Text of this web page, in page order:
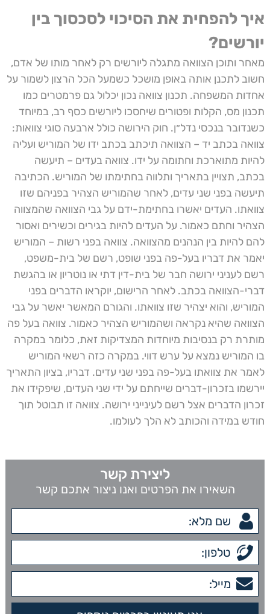
איך להפחית את הסיכוי לסכסוך בין
יורשים?
מאחר ותוכן הצוואה מתגלה ליורשים רק לאחר מותו של אדם,
חשוב לתכנן אותה באופן מושכל כשמעל הכל הרצון לשמור על
אחדות המשפחה. תכנון צוואה נכון יכלול גם פרמטרים כמו
תכנון מס, הקלות ופטורים שיחסכו ליורשים כסף רב, במיוחד
כשנדובר בנכסי נדל״ן. חוק הירושה כולל ארבעה סוגי צוואות:
צוואה בכתב יד – הצוואה תיכתב בכתב ידו של המוריש ועליה
להיות מתוארכת וחתומה על ידו. צוואה בעדים – תיעשה
בכתב, תצויין בתאריך ותלווה בחתימתו של המוריש. הכתיבה
תיעשה בפני שני עדים, לאחר שהמוריש הצהיר בפניהם שזו
צוואתו. העדים יאשרו בחתימת-ידם על גבי הצוואה שהמצווה
הצהיר וחתם כאמור. על העדים להיות בגירים וכשירים ואסור
להם להיות בין הנהנים מהצוואה. צוואה בפני רשות – המוריש
יאמר את דבריו בעל-פה בפני שופט, רשם של בית-משפט,
רשם לעניני ירושה חבר של בית-דין דתי או נוטריון או בהגשת
דברי-הצוואה בכתב. לאחר הרישום, יוקראו הדברים בפני
המוריש, והוא יצהיר שזו צוואתו. והגורם המאשר יאשר על גבי
הצוואה שהיא נקראה ושהמוריש הצהיר כאמור. צוואה בעל פה
מותרת רק בנסיבות מיוחדות המצדיקות זאת, כלומר במקרה
בו המוריש נמצא על ערש דווי. במקרה כזה רשאי המוריש
לאמר את צוואתו בעל-פה בפני שני עדים. דבריו, בציון התאריך
יירשמו בזכרון-דברים שייחתם על ידי שני העדים, שיפקידו את
זכרון הדברים אצל רשם לעינייני ירושה. צוואה זו תבוטל תוך
חודש במידה והכותב לא הלך לעולמו.
ליצירת קשר
השאירו את הפרטים ואנו ניצור אתכם קשר